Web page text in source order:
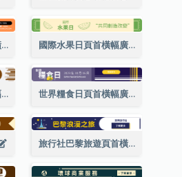
新帽子折扣商品頁首橫幅廣告 國際水果日頁首橫幅廣告（附標語）
健康穀物早餐頁首橫幅廣告(附購買網站超連結) 世界糧食日頁首橫幅廣告
旅行社巴黎旅遊頁首橫幅廣告